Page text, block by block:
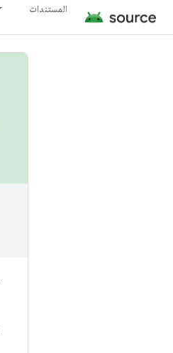
المستندات